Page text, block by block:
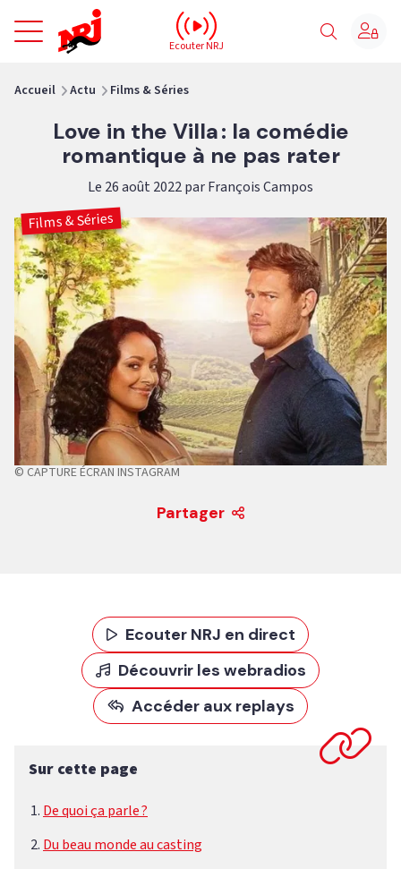
NRJ - Accueil
Ecouter NRJ
Accueil Actu Films & Séries
Love in the Villa : la comédie
romantique à ne pas rater
Le 26 août 2022 par François Campos
Films & Séries
© CAPTURE ÉCRAN INSTAGRAM
Partager
Ecouter NRJ en direct
Découvrir les webradios
Accéder aux replays
Sur cette page
De quoi ça parle ?
Du beau monde au casting